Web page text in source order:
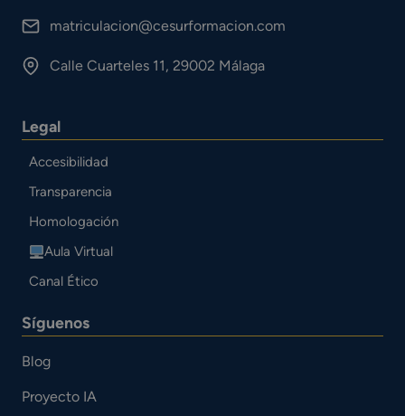
matriculacion@cesurformacion.com
Calle Cuarteles 11, 29002 Málaga
Legal
Accesibilidad
Transparencia
Homologación
Aula Virtual
Canal Ético
Síguenos
Blog
Proyecto IA